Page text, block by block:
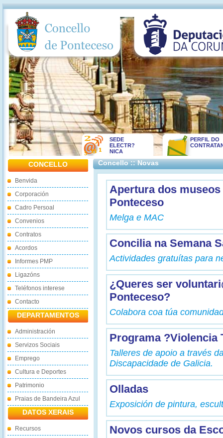
SEDE
ELECTR?
NICA
PERFIL DO
CONCELLO
Benvida
Corporación
Cadro Persoal
Convenios
Contratos
Acordos
Informes PMP
Ligazóns
Teléfonos interese
Contacto
DEPARTAMENTOS
Administración
Servizos Sociais
Emprego
Cultura e Deportes
Patrimonio
Praias de Bandeira Azul
DATOS XERAIS
Recursos
Concello :: Novas
Apertura dos
Ponteceso
Melga e MAC
Concilia na Semana
Actividades gratuítas para
¿Queres ser
Ponteceso?
Colabora coa túa
Programa ?Violencia
Talleres de apoio a través
Discapacidade de Galicia.
Olladas
Exposición de pintura,
Novos cursos da